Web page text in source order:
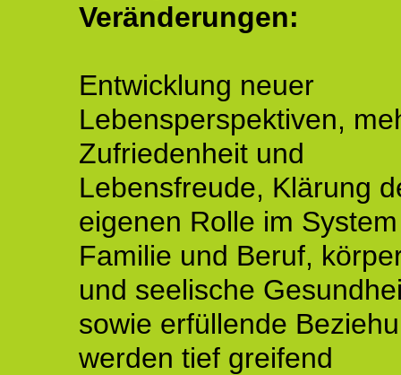
Veränderungen:
Entwicklung neuer
Lebensperspektiven,
Zufriedenheit und
Lebensfreude, Klärung
eigenen Rolle im
Familie und Beruf,
und seelische
sowie erfüllende
werden tief greifend